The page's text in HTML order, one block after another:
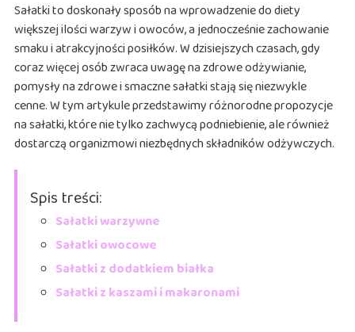
Sałatki to doskonały sposób na wprowadzenie do diety
większej ilości warzyw i owoców, a jednocześnie zachowanie
smaku i atrakcyjności posiłków. W dzisiejszych czasach, gdy
coraz więcej osób zwraca uwagę na zdrowe odżywianie,
pomysły na zdrowe i smaczne sałatki stają się niezwykle
cenne. W tym artykule przedstawimy różnorodne propozycje
na sałatki, które nie tylko zachwycą podniebienie, ale również
dostarczą organizmowi niezbędnych składników odżywczych.
Spis treści:
Sałatki warzywne
Sałatki owocowe
Sałatki z dodatkiem białka
Sałatki z kaszami i makaronami